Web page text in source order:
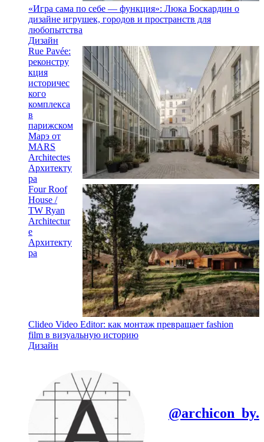
«Игра сама по себе — функция»: Люка Боскардин о
дизайне игрушек, городов и пространств для
любопытства
Дизайн
Rue Pavée:
реконстру
кция
историчес
кого
комплекса
в
парижском
Марэ от
MARS
Architectes
Архитекту
ра
Four Roof
House /
TW Ryan
Architectur
e
Архитекту
ра
Clideo Video Editor: как монтаж превращает fashion
film в визуальную историю
Дизайн
@archicon_by.